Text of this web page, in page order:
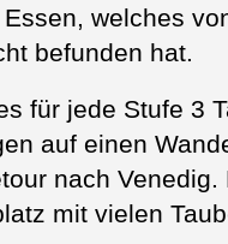
welches
befunden hat.
für jede Stufe 3
auf einen
nach
mit vielen